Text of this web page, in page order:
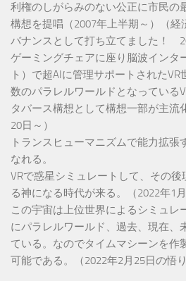
利権のしがらみのない公正に市民の
構想を提唱（2007年上半期～）（経
バナンスとして打ち立てました！
ゲーミングチェアに座り脳波インタ
ト）で超AIに管理サポートされた
数のパラレルワールドとなっている
タバース構想として構想一部が主
20日～）
トランスヒューマニズムで能力拡張
なれる。
VRで惑星シミュレートして、その
る神になる時代が来る。（2022年1月
この宇宙は上位世界によるシミュレ
にパラレルワールド、過去、現在、
ている。なのでタイムマシーンを作
可能である。（2022年2月25日の悟り